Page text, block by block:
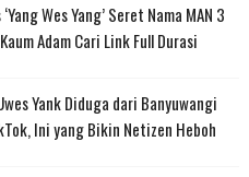
Wes Yang’ Seret Nama MAN 3
Adam Cari Link Full Durasi
Yank Diduga dari Banyuwangi
Ini yang Bikin Netizen Heboh